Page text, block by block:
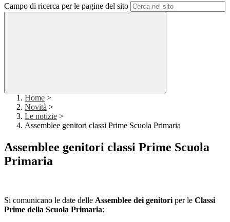
Campo di ricerca per le pagine del sito
Home >
Novità >
Le notizie >
Assemblee genitori classi Prime Scuola Primaria
Assemblee genitori classi Prime Scuola
Primaria
Si comunicano le date delle Assemblee dei genitori per le Classi
Prime della Scuola Primaria: